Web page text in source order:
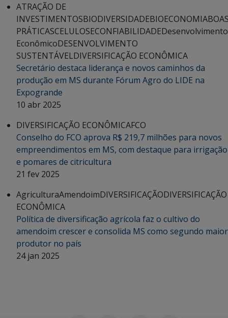
ATRAÇÃO DE
INVESTIMENTOSBIODIVERSIDADEBIOECONOMIA
PRÁTICASCELULOSECONFIABILIDADEDesenvolvimento
EconômicoDESENVOLVIMENTO
SUSTENTÁVELDIVERSIFICAÇÃO ECONÔMICA
Secretário destaca liderança e novos caminhos da
produção em MS durante Fórum Agro do LIDE na
Expogrande
10 abr 2025
DIVERSIFICAÇÃO ECONÔMICAFCO
Conselho do FCO aprova R$ 219,7 milhões para novos
empreendimentos em MS, com destaque para irrigação
e pomares de citricultura
21 fev 2025
AgriculturaAmendoimDIVERSIFICAÇÃODIVERSIFICAÇÃO
ECONÔMICA
Política de diversificação agrícola faz o cultivo do
amendoim crescer e consolida MS como segundo maior
produtor no país
24 jan 2025